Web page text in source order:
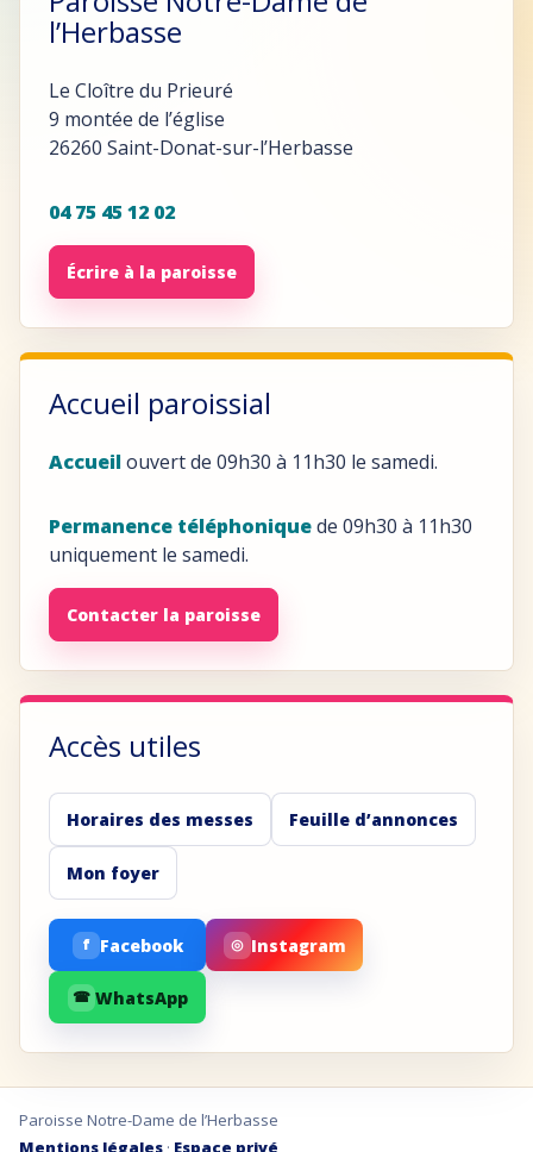
l’Herbasse
Le Cloître du Prieuré
9 montée de l’église
26260 Saint-Donat-sur-l’Herbasse
04 75 45 12 02
Écrire à la paroisse
Accueil paroissial
Accueilouvert de 09h30 à 11h30 le samedi.
Permanence téléphoniquede 09h30 à 11h30
uniquement le samedi.
Contacter la paroisse
Accès utiles
Horaires des messes Feuille d’annonces
Mon foyer
f Facebook ◎ Instagram
☎ WhatsApp
Paroisse Notre-Dame de l’Herbasse
Mentions légales · Espace privé